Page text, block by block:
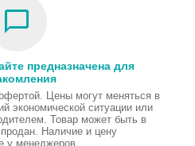
предназначена для
Цены могут меняться в
экономической ситуации или
Товар может быть в
Наличие и цену
у менеджеров.